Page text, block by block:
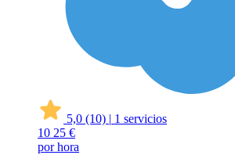
5,0 (10) | 1 servicios
10 25 €
por hora